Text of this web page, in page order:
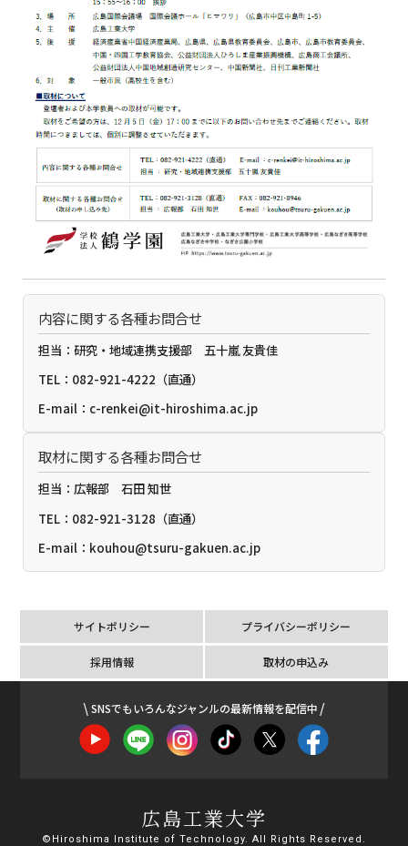
内容に関する各種お問合せ
担当：研究・地域連携支援部 五十嵐 友貴佳
TEL：082-921-4222（直通）
E-mail：c-renkei@it-hiroshima.ac.jp
取材に関する各種お問合せ
担当：広報部 石田 知世
TEL：082-921-3128（直通）
E-mail：kouhou@tsuru-gakuen.ac.jp
サイトポリシー プライバシーポリシー
採用情報 取材の申込み
SNSでもいろんなジャンルの最新情報を配信中
広島工業大学
©Hiroshima Institute of Technology. All Rights Reserved.